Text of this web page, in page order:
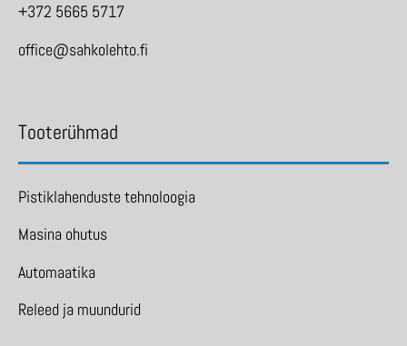
+372 5665 5717
office@sahkolehto.fi
Tooterühmad
Pistiklahenduste tehnoloogia
Masina ohutus
Automaatika
Releed ja muundurid